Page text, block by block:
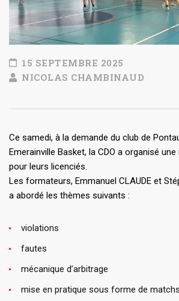
15 SEPTEMBRE 2025
NICOLAS CHAMBINAUD
Ce samedi, à la demande du club de
Emerainville Basket, la CDO a organisé
pour leurs licenciés.
Les formateurs, Emmanuel CLAUDE et
a abordé les thèmes suivants :
violations
fautes
mécanique d’arbitrage
mise en pratique sous forme de matchs